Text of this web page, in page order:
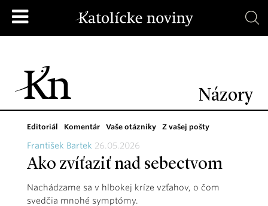
Názory
Editoriál Komentár Vaše otázniky Z vašej pošty
František Bartek 26.05.2026
Ako zvíťaziť nad sebectvom
Nachádzame sa v hlbokej kríze vzťahov, o čom
svedčia mnohé symptómy.